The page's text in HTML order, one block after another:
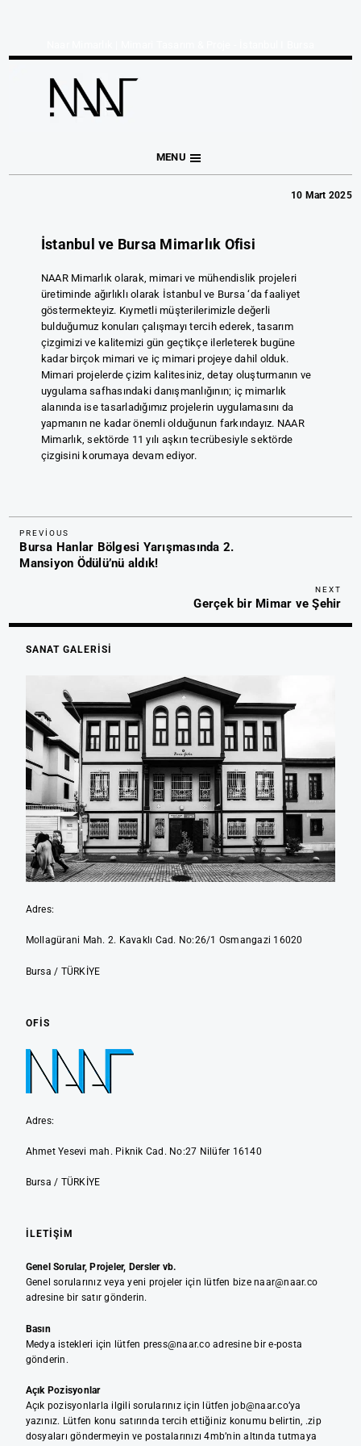
MENU
10 Mart 2025
İstanbul ve Bursa Mimarlık Ofisi
NAAR Mimarlık olarak, mimari ve mühendislik projeleri
üretiminde ağırlıklı olarak İstanbul ve Bursa ‘da faaliyet
göstermekteyiz. Kıymetli müşterilerimizle değerli
bulduğumuz konuları çalışmayı tercih ederek, tasarım
çizgimizi ve kalitemizi gün geçtikçe ilerleterek bugüne
kadar birçok mimari ve iç mimari projeye dahil olduk.
Mimari projelerde çizim kalitesiniz, detay oluşturmanın ve
uygulama safhasındaki danışmanlığının; iç mimarlık
alanında ise tasarladığımız projelerin uygulamasını da
yapmanın ne kadar önemli olduğunun farkındayız. NAAR
Mimarlık, sektörde 11 yılı aşkın tecrübesiyle sektörde
çizgisini korumaya devam ediyor.
Yazı
gezinmesi
Previous
Post
PREVIOUS
Bursa Hanlar Bölgesi Yarışmasında 2.
Mansiyon Ödülü’nü aldık!
NEXT
Gerçek bir Mimar ve Şehir
SANAT GALERİSİ
Adres:
Mollagürani Mah. 2. Kavaklı Cad. No:26/1 Osmangazi 16020
Bursa / TÜRKİYE
OFIS
Adres:
Ahmet Yesevi mah. Piknik Cad. No:27 Nilüfer 16140
Bursa / TÜRKİYE
İLETIŞIM
Genel Sorular, Projeler, Dersler vb.
Genel sorularınız veya yeni projeler için lütfen bize naar@naar.co
adresine bir satır gönderin.
Basın
Medya istekleri için lütfen press@naar.co adresine bir e-posta
gönderin.
Açık Pozisyonlar
Açık pozisyonlarla ilgili sorularınız için lütfen job@naar.co’ya
yazınız. Lütfen konu satırında tercih ettiğiniz konumu belirtin, .zip
dosyaları göndermeyin ve postalarınızı 4mb’nin altında tutmaya